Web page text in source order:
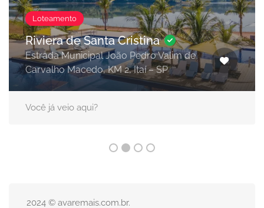
Loteamento
Riviera de Santa Cristina
Estrada Municipal João Pedro Valim de
Carvalho Macedo, KM 2, Itaí – SP
Você já veio aqui?
2024 © avaremais.com.br.